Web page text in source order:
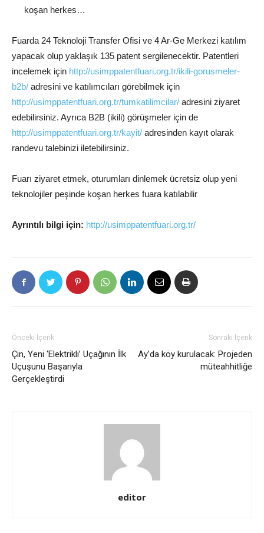
koşan herkes…
Fuarda 24 Teknoloji Transfer Ofisi ve 4 Ar-Ge Merkezi katılım
yapacak olup yaklaşık 135 patent sergilenecektir. Patentleri
incelemek için http://usimppatentfuari.org.tr/ikili-gorusmeler-
b2b/ adresini ve katılımcıları görebilmek için
http://usimppatentfuari.org.tr/tumkatilimcilar/ adresini ziyaret
edebilirsiniz. Ayrıca B2B (ikili) görüşmeler için de
http://usimppatentfuari.org.tr/kayit/ adresinden kayıt olarak
randevu talebinizi iletebilirsiniz.
Fuarı ziyaret etmek, oturumları dinlemek ücretsiz olup yeni
teknolojiler peşinde koşan herkes fuara katılabilir
Ayrıntılı bilgi için: http://usimppatentfuari.org.tr/
Önceki İçerik
Çin, Yeni ‘Elektrikli’ Uçağının İlk
Uçuşunu Başarıyla
Gerçekleştirdi
Sonraki İçerik
Ay’da köy kurulacak: Projeden
müteahhitliğe
editor